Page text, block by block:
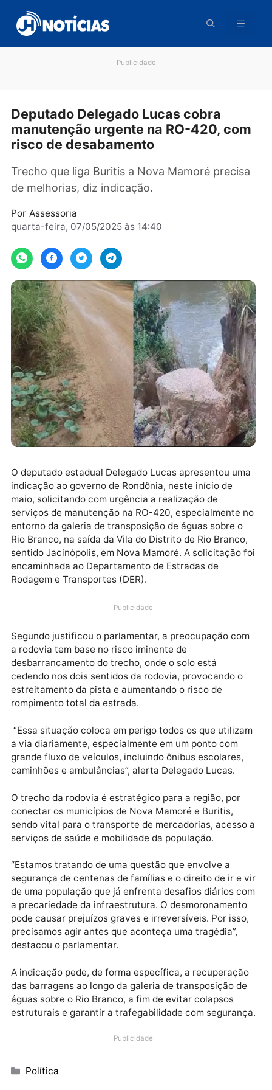
para
conteúdo
Deputado Delegado Lucas cobra
manutenção urgente na RO-420,
Trecho que liga Buritis a Nova Mamoré
de melhorias, diz indicação.
quarta-feira, 07/05/2025 às 14:40
O deputado estadual Delegado Lucas apresentou
indicação ao governo de Rondônia, neste início de
maio, solicitando com urgência a realização de
serviços de manutenção na RO-420, especialmente
entorno da galeria de transposição de águas sobre o
sentido Jacinópolis, em Nova Mamoré. A solicitação
Rodagem e Transportes (DER).
Publicidade
Segundo justificou o parlamentar, a preocupação
desbarrancamento do trecho, onde o solo está
cedendo nos dois sentidos da rodovia, provocando o
estreitamento da pista e aumentando o risco de
“Essa situação coloca em perigo todos os que
a via diariamente, especialmente em um ponto com
grande fluxo de veículos, incluindo ônibus escolares,
O trecho da rodovia é estratégico para a região, por
conectar os municípios de Nova Mamoré e Buritis,
sendo vital para o transporte de mercadorias,
serviços de saúde e mobilidade da população.
segurança de centenas de famílias e o direito de ir e
de uma população que já enfrenta desafios diários
a precariedade da infraestrutura. O
pode causar prejuízos graves e irreversíveis. Por
precisamos agir antes que aconteça uma tragédia”,